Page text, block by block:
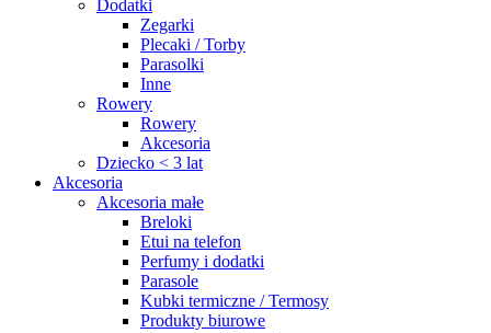
Dodatki
Zegarki
Plecaki / Torby
Parasolki
Inne
Rowery
Rowery
Akcesoria
Dziecko < 3 lat
Akcesoria
Akcesoria małe
Breloki
Etui na telefon
Perfumy i dodatki
Parasole
Kubki termiczne / Termosy
Produkty biurowe